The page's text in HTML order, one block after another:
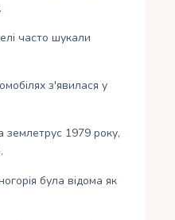
часто шукали
з'явилася у
землетрус 1979 року,
була відома як